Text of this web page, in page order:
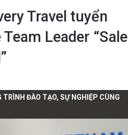
Travel tuyển
Leader “Sale
TRÌNH ĐÀO TẠO, SỰ NGHIỆP CÙNG